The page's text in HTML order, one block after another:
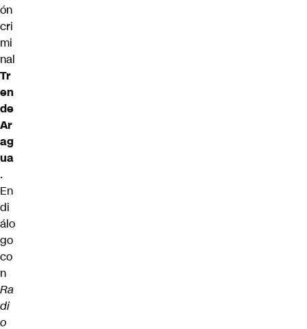
ón
cri
mi
nal
Tr
en
de
Ar
ag
ua
.
En
di
álo
go
co
n
Ra
di
o